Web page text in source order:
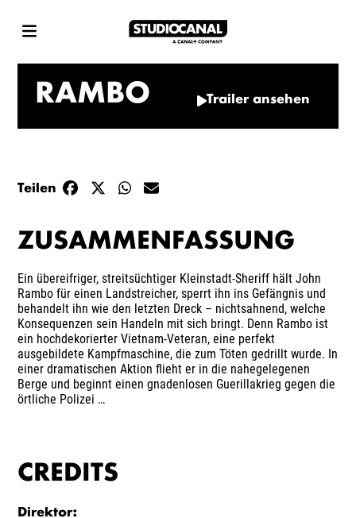
RAMBO Trailer ansehen
ZUSAMMENFASSUNG
Ein übereifriger, streitsüchtiger Kleinstadt-Sheriff hält John
Rambo für einen Landstreicher, sperrt ihn ins Gefängnis und
behandelt ihn wie den letzten Dreck – nichtsahnend, welche
Konsequenzen sein Handeln mit sich bringt. Denn Rambo ist
ein hochdekorierter Vietnam-Veteran, eine perfekt
ausgebildete Kampfmaschine, die zum Töten gedrillt wurde. In
einer dramatischen Aktion flieht er in die nahegelegenen
Berge und beginnt einen gnadenlosen Guerillakrieg gegen die
örtliche Polizei …
CREDITS
Direktor:
Teilen